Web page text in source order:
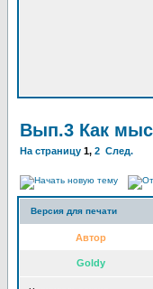
Вып.3 Как
На страницу 1, 2 След.
Версия для печати
Автор
Goldy